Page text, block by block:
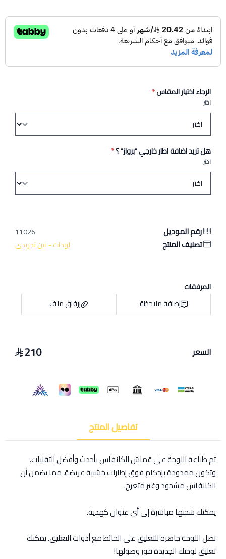
الرجاء اختيار المقاس*
اختر
هل تريد اضافة اطار خارجي "برواز" ؟*
اختر
رقم الموديل 11026
تصنيف المنتج لوحات - فن تجريدي
المرفقات
إضافة ملاحظة
إرفاق ملف
السعر 210
تفاصيل المنتج
تم طباعة اللوحة على قماش الكانفاس بأحدث وأفضل التقنيات،
وتكون ممدودة بإحكام فوق إطارات خشبية عريضة، مما يضمن أن
الكانفاس مشدود وغير متعرج.
يمكنك شحنها مباشرة إلى أي عنوان كهدية.
تصل اللوحة جاهزة للتعليق على الحائط مع أدوات التعليق. يمكنك
تعليق لوحتك الجديدة فور وصولها!